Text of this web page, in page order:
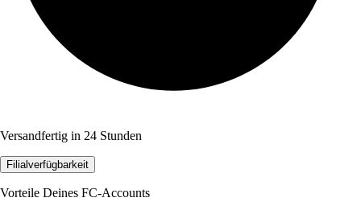
Versandfertig in 24 Stunden
Filialverfügbarkeit
Vorteile Deines FC-Accounts